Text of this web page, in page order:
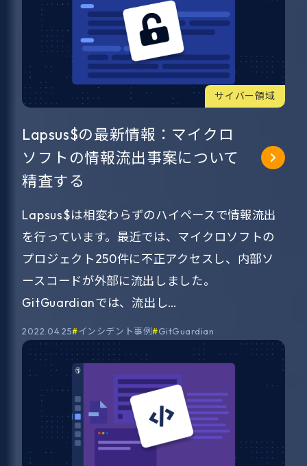
サイバー領域
Lapsus$の最新情報：マイクロ
ソフトの情報流出事案について
精査する
Lapsus$は相変わらずのハイペースで情報流出
を行っています。最近では、マイクロソフトの
プロジェクト250件に不正アクセスし、内部ソ
ースコードが外部に流出しました。
GitGuardianでは、流出し…
2022.04.25 インシデント事例 GitGuardian